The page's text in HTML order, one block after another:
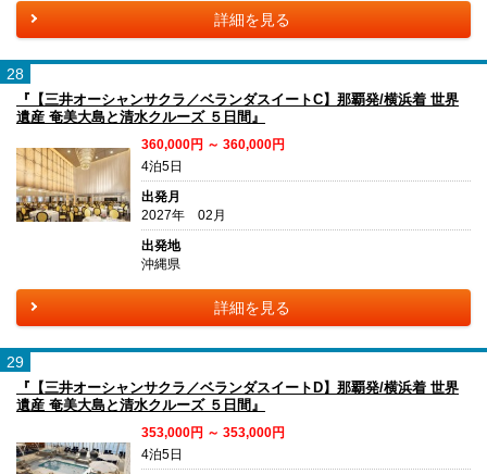
詳細を見る
28
『【三井オーシャンサクラ／ベランダスイートC】那覇発/横浜着 世界
遺産 奄美大島と清水クルーズ ５日間』
360,000円 ～ 360,000円
4泊5日
出発月
2027年 02月
出発地
沖縄県
詳細を見る
29
『【三井オーシャンサクラ／ベランダスイートD】那覇発/横浜着 世界
遺産 奄美大島と清水クルーズ ５日間』
353,000円 ～ 353,000円
4泊5日